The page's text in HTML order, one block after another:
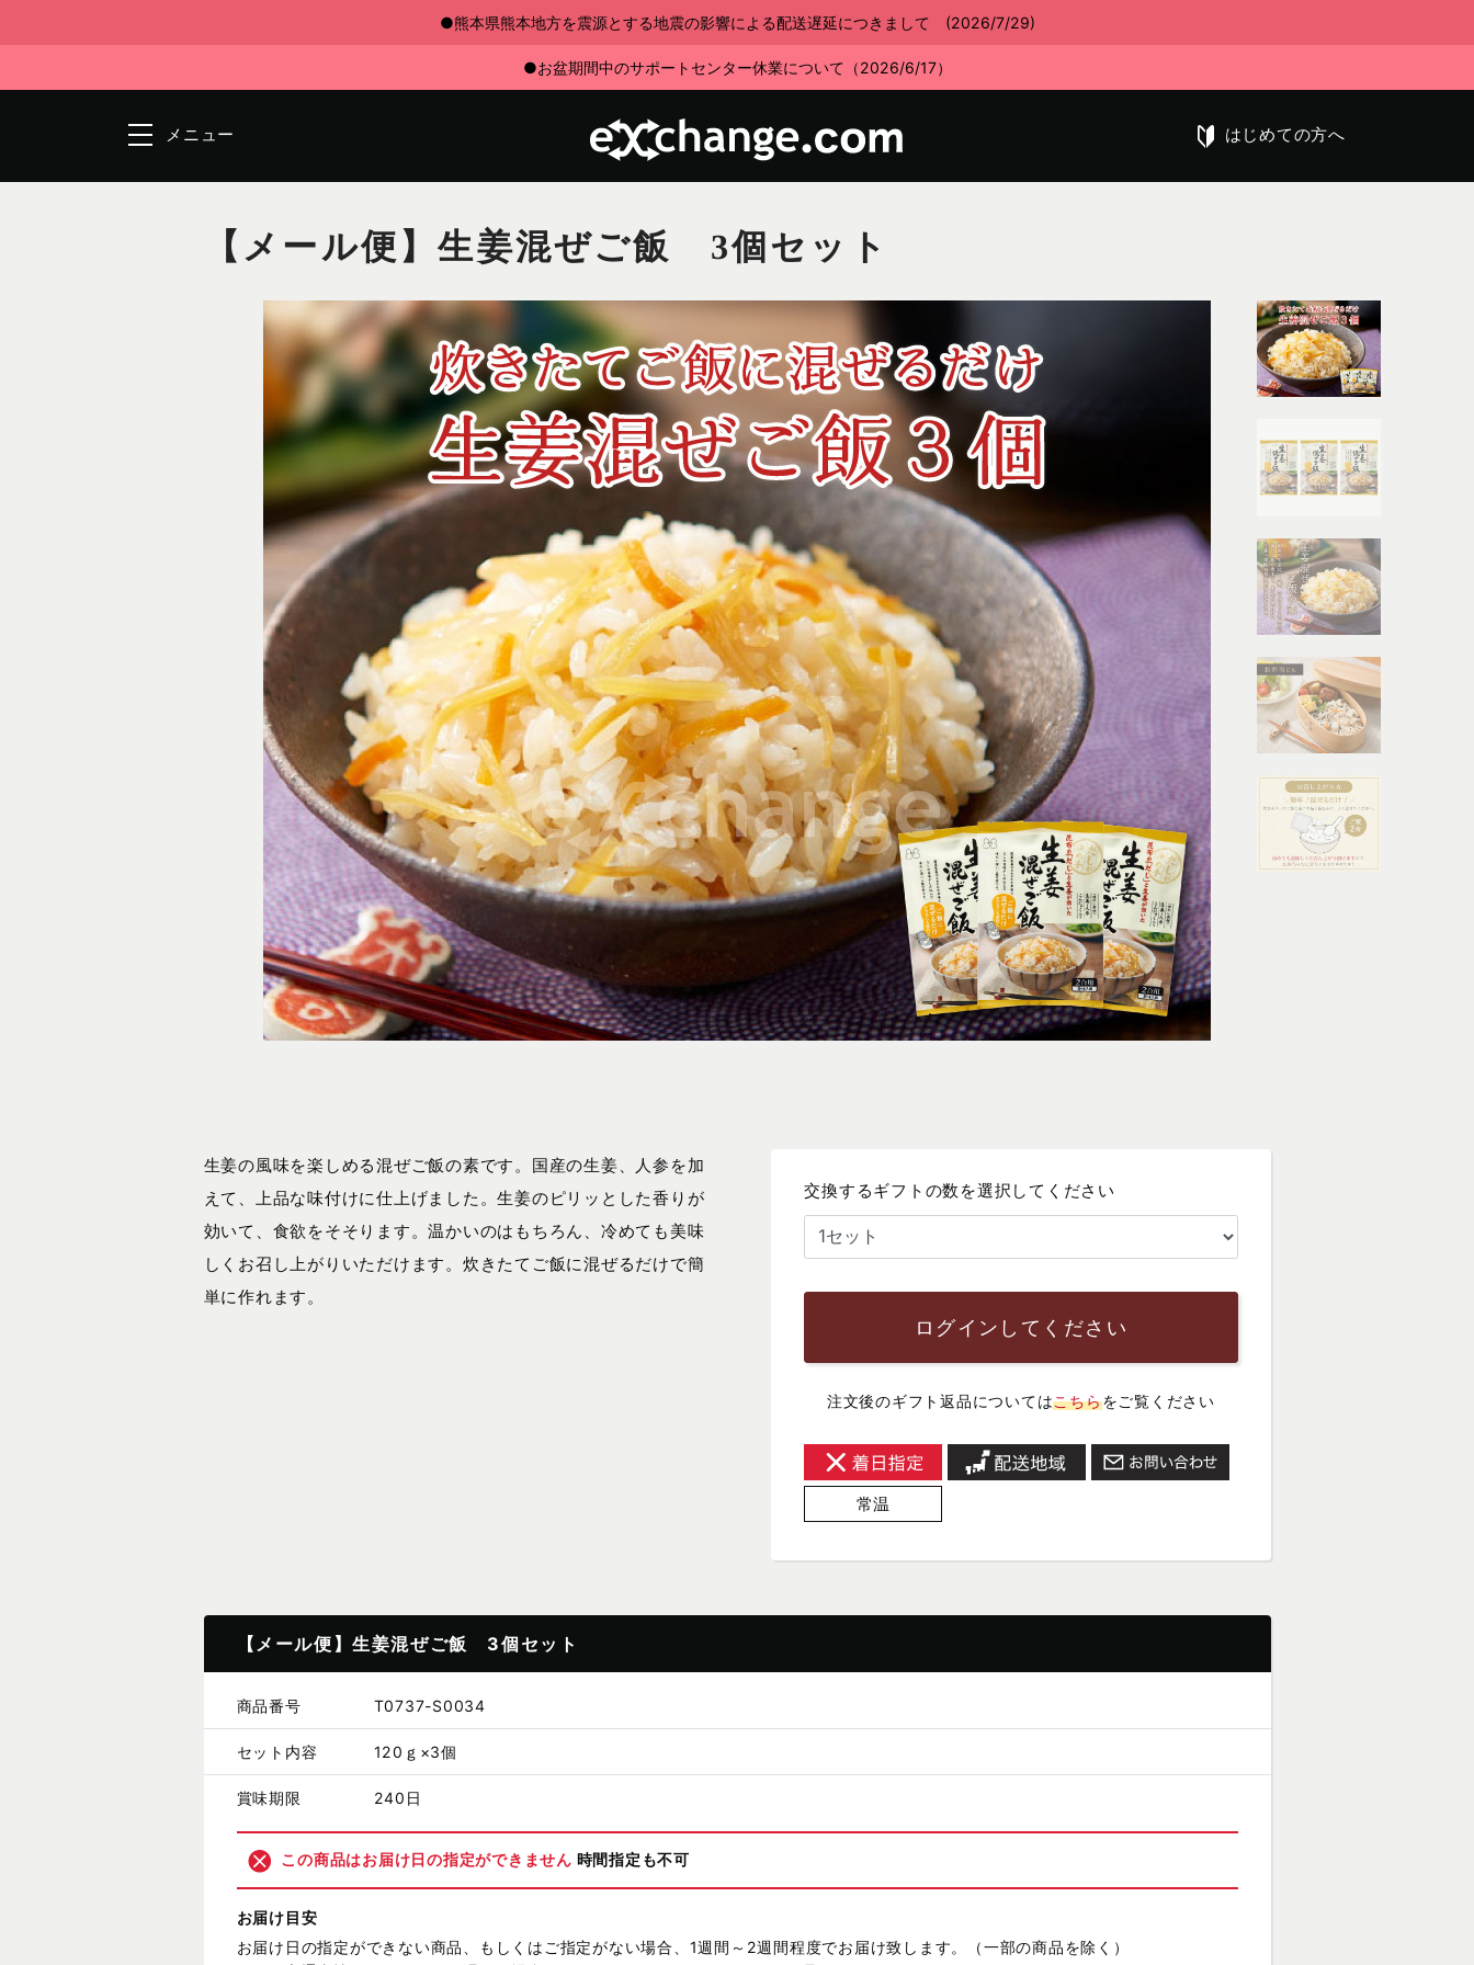
●熊本県熊本地方を震源とする地震の影響による配送遅延につきまして (2026/7/29)
●お盆期間中のサポートセンター休業について（2026/6/17）
メニュー はじめての方へ
【メール便】生姜混ぜご飯 3個セット
交換するギフトの数を選択してください
ログインしてください
注文後のギフト返品についてはこちらをご覧ください
常温
生姜の風味を楽しめる混ぜご飯の素です。国産の生姜、人参を加
えて、上品な味付けに仕上げました。生姜のピリッとした香りが
効いて、食欲をそそります。温かいのはもちろん、冷めても美味
しくお召し上がりいただけます。炊きたてご飯に混ぜるだけで簡
単に作れます。
【メール便】生姜混ぜご飯 3個セット
商品番号 T0737-S0034
セット内容 120ｇ×3個
賞味期限 240日
この商品はお届け日の指定ができません 時間指定も不可
お届け目安
お届け日の指定ができない商品、もしくはご指定がない場合、1週間～2週間程度でお届け致します。（一部の商品を除く）